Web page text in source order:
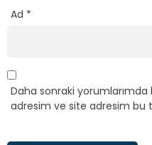
Ad *
Daha sonraki yorumlarımda
adresim ve site adresim bu